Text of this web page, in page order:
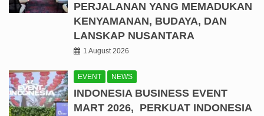
PERJALANAN YANG MEMADUKAN
KENYAMANAN, BUDAYA, DAN
LANSKAP NUSANTARA
1 August 2026
EVENT NEWS
INDONESIA BUSINESS EVENT
MART 2026, PERKUAT INDONESIA